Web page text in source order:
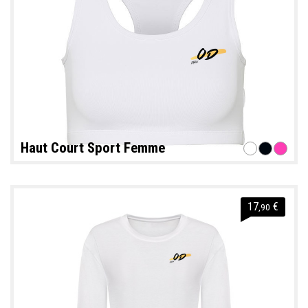
Haut Court Sport Femme
17,90 €